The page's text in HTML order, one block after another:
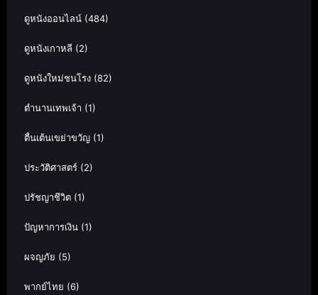
ดูหนังออนไลน์ (484)
ดูหนังเกาหลี (2)
ดูหนังใหม่ชนโรง (82)
ตำนานเทพเจ้า (1)
ตื่นเต้นเขย่าขวัญ (1)
ประวัติศาสตร์ (2)
ปรัชญาชีวิต (1)
ปัญหาการเงิน (1)
ผจญภัย (5)
พากย์ไทย (6)